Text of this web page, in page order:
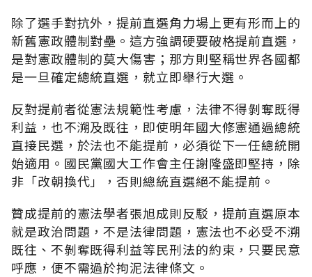
除了選手對抗外，提前直選角力場上更有形而上的
新舊憲政體制對壘。這方強調硬要破格提前直選，
是對憲政體制的莫大傷害；那方則堅稱世界各國都
是一旦確定總統直選，就立即舉行大選。
反對提前者從憲法規範性考慮，法律不得剝奪既得
利益，也不溯及既往，即使明年國大修憲通過總統
直接民選，於法也不能提前，必須從下一任總統開
始適用。國民黨國大工作會主任謝隆盛即堅持，除
非「改朝換代」，否則總統直選絕不能提前。
贊成提前的憲法學者張旭成則反駁，提前直選原本
就是政治問題，不是法律問題，憲法也不必受不溯
既往、不剝奪既得利益等民刑法的約束，只要民意
呼應，便不需過於拘泥法律條文。